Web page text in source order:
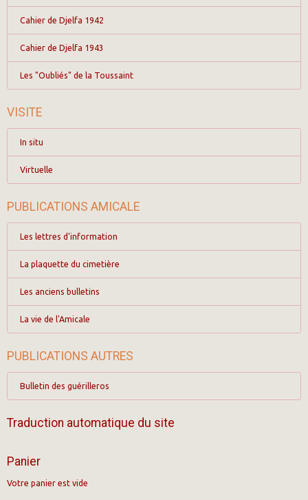
Cahier de Djelfa 1942
Cahier de Djelfa 1943
Les "Oubliés" de la Toussaint
VISITE
In situ
Virtuelle
PUBLICATIONS AMICALE
Les lettres d'information
La plaquette du cimetière
Les anciens bulletins
La vie de l'Amicale
PUBLICATIONS AUTRES
Bulletin des guérilleros
Traduction automatique du site
Panier
Votre panier est vide